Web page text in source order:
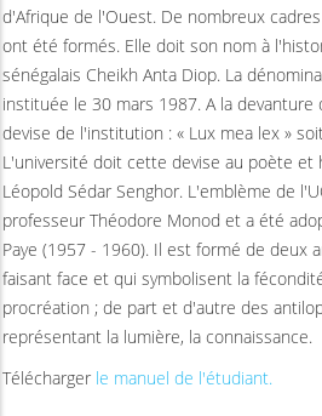
d'Afrique de l'Ouest. De nombreux
ont été formés. Elle doit son nom à
sénégalais Cheikh Anta Diop. La
instituée le 30 mars 1987. A la
devise de l'institution : « Lux mea lex »
L'université doit cette devise au poète et
Léopold Sédar Senghor. L'emblème de
professeur Théodore Monod et a été
Paye (1957 - 1960). Il est formé de deux
faisant face et qui symbolisent la
procréation ; de part et d'autre des
représentant la lumière, la connaissance.
Télécharger le manuel de l'étudiant.